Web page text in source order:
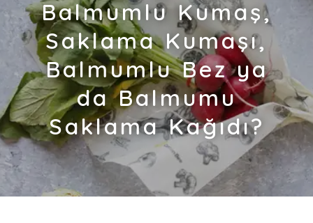
Balmumlu Kumaş,
Saklama Kumaşı,
Balmumlu Bez ya
da Balmumu
Saklama Kağıdı?